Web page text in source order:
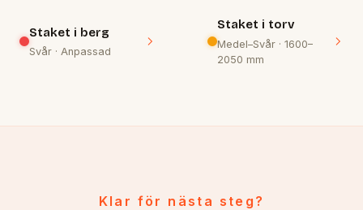
Staket i berg
Svår · Anpassad
Staket i torv
Medel–Svår · 1600–
2050 mm
Klar för nästa steg?